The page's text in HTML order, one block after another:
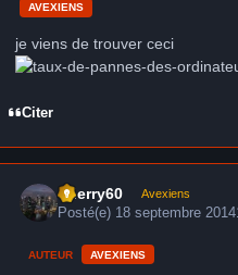
AVEXIENS
je viens de trouver ceci
Citer
thierry60 Avexiens
Posté(e) 18 septembre 2014
AUTEUR AVEXIENS